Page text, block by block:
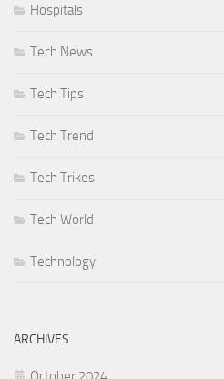
Hospitals
Tech News
Tech Tips
Tech Trend
Tech Trikes
Tech World
Technology
ARCHIVES